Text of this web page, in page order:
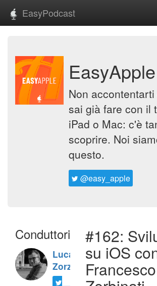
EasyPodcast
EasyApple
Non
sai già fare con il
iPad o Mac: c'è
scoprire. Noi
questo.
@easy_apple
Conduttori
Luca
Zorzi
#162:
su iOS
Francesco